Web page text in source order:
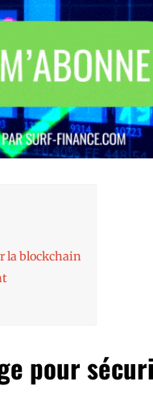
la blockchain
pour